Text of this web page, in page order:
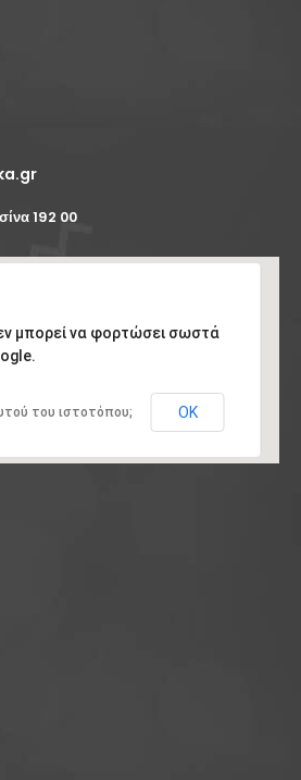
192 00
μπορεί να φορτώσει σωστά
του ιστοτόπου; ΟΚ